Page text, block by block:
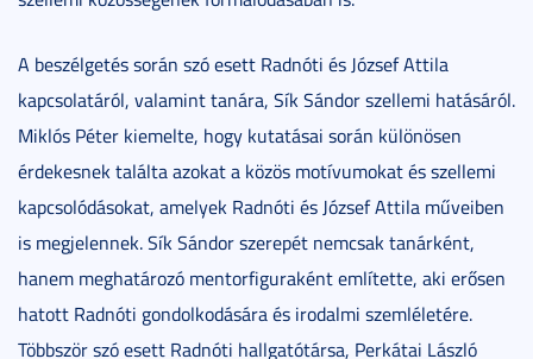
A beszélgetés során szó esett Radnóti és József Attila
kapcsolatáról, valamint tanára, Sík Sándor szellemi hatásáról.
Miklós Péter kiemelte, hogy kutatásai során különösen
érdekesnek találta azokat a közös motívumokat és szellemi
kapcsolódásokat, amelyek Radnóti és József Attila műveiben
is megjelennek. Sík Sándor szerepét nemcsak tanárként,
hanem meghatározó mentorfiguraként említette, aki erősen
hatott Radnóti gondolkodására és irodalmi szemléletére.
Többször szó esett Radnóti hallgatótársa, Perkátai László